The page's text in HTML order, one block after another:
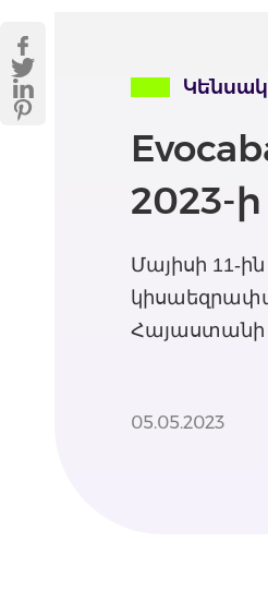
2023-
Մայիսի 11-
Հայաստանի
05.05.2023